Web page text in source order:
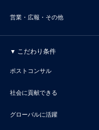
営業・広報・その他
こだわり条件
ポストコンサル
社会に貢献できる
グローバルに活躍